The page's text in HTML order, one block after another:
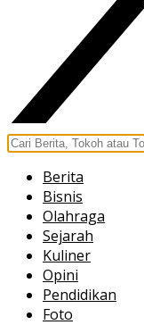
Berita
Bisnis
Olahraga
Sejarah
Kuliner
Opini
Pendidikan
Foto